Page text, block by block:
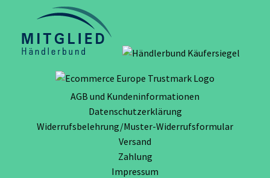
AGB und Kundeninformationen
Datenschutzerklärung
Widerrufsbelehrung/Muster-Widerrufsformular
Versand
Zahlung
Impressum